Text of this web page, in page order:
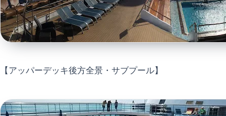
【アッパーデッキ後方全景・サブプール】